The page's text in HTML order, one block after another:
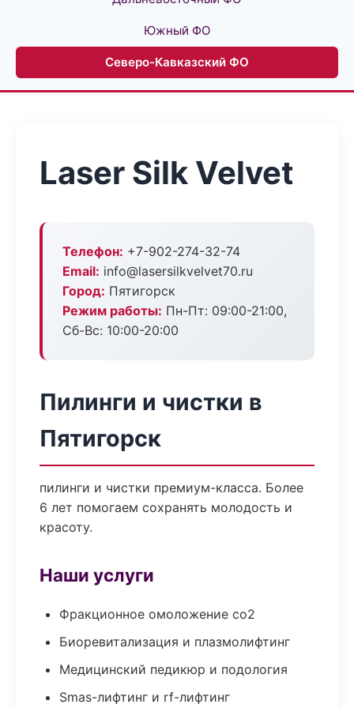
Южный ФО
Северо-Кавказский ФО
Laser Silk Velvet
Телефон: +7-902-274-32-74
Email: info@lasersilkvelvet70.ru
Город: Пятигорск
Режим работы: Пн-Пт: 09:00-21:00,
Сб-Вс: 10:00-20:00
Пилинги и чистки в
Пятигорск
пилинги и чистки премиум-класса. Более
6 лет помогаем сохранять молодость и
красоту.
Наши услуги
Фракционное омоложение co2
Биоревитализация и плазмолифтинг
Медицинский педикюр и подология
Smas-лифтинг и rf-лифтинг